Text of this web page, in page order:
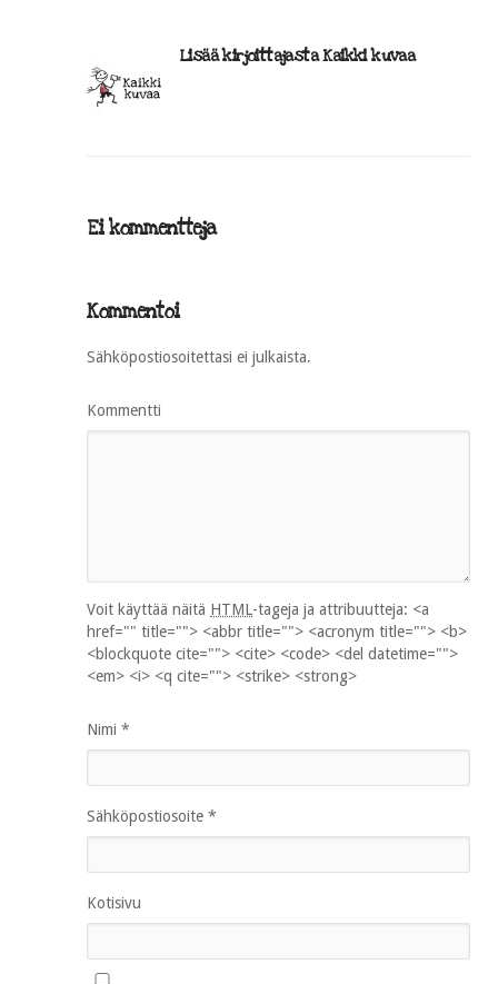
Lisää kirjoittajasta Kaikki kuvaa
Ei kommentteja
Kommentoi
Sähköpostiosoitettasi ei julkaista.
Kommentti
Voit käyttää näitä HTML-tageja ja attribuutteja: <a
href="" title=""> <abbr title=""> <acronym title=""> <b>
<blockquote cite=""> <cite> <code> <del datetime="">
<em> <i> <q cite=""> <strike> <strong>
Nimi *
Sähköpostiosoite *
Kotisivu